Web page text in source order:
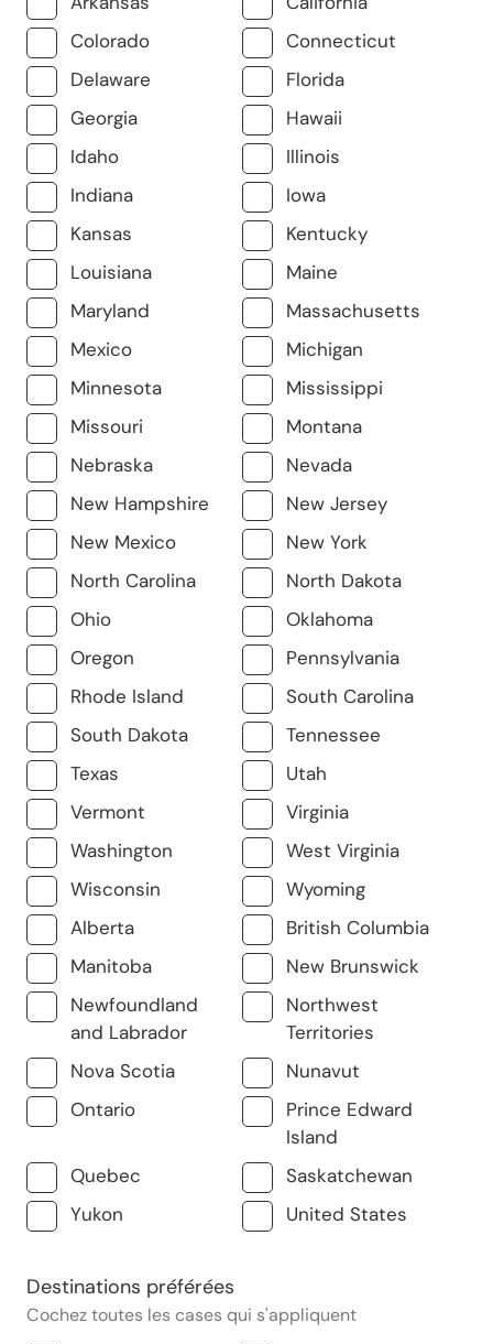
Colorado
Connecticut
Delaware
Florida
Georgia
Hawaii
Idaho
Illinois
Indiana
Iowa
Kansas
Kentucky
Louisiana
Maine
Maryland
Massachusetts
Mexico
Michigan
Minnesota
Mississippi
Missouri
Montana
Nebraska
Nevada
New Hampshire
New Jersey
New Mexico
New York
North Carolina
North Dakota
Ohio
Oklahoma
Oregon
Pennsylvania
Rhode Island
South Carolina
South Dakota
Tennessee
Texas
Utah
Vermont
Virginia
Washington
West Virginia
Wisconsin
Wyoming
Alberta
British Columbia
Manitoba
New Brunswick
Newfoundland
and Labrador
Northwest
Territories
Nova Scotia
Nunavut
Ontario
Prince Edward
Island
Quebec
Saskatchewan
Yukon
United States
Destinations préférées
Cochez toutes les cases qui s'appliquent